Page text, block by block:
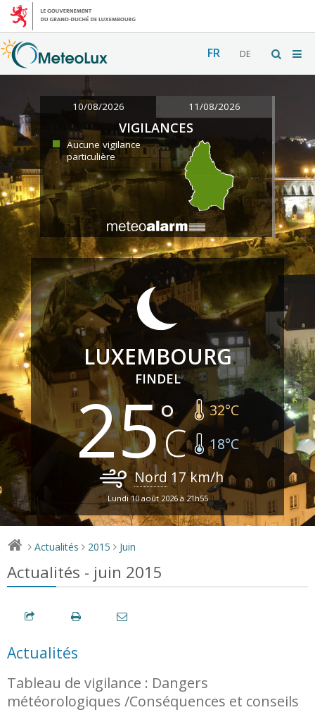
FR DE
10/08/2026 11/08/2026
VIGILANCES
Aucune vigilance
particulière
LUXEMBOURG
FINDEL
25 32°C
18°C
Nord 17km/h
Lundi 10 août 2026 à 21h55
> Actualités > 2015 > Juin
Actualités - juin 2015
Actualités
Tableau de vigilance : Dangers
météorologiques /Conséquences et conseils